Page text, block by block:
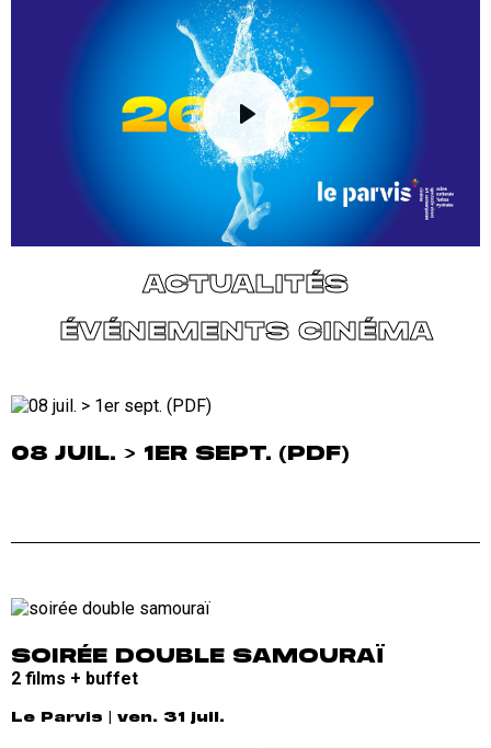
ACTUALITÉS
ÉVÉNEMENTS CINÉMA
08 JUIL. > 1ER SEPT. (PDF)
SOIRÉE DOUBLE SAMOURAÏ
2 films + buffet
Le Parvis | ven. 31 juil.